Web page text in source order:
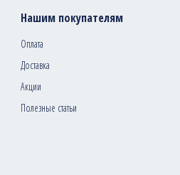
Нашим покупателям
Оплата
Доставка
Акции
Полезные статьи